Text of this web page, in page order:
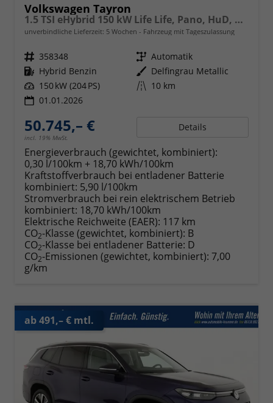
Volkswagen Tayron
1.5 TSI eHybrid 150 kW Life Life, Pano, HuD, AHK, AreaView, Side, Navi, Winter, 5-J. Garantie
unverbindliche Lieferzeit: 5 Wochen Fahrzeug mit Tageszulassung
Fahrzeugnr. 358348 Getriebe Automatik
Kraftstoff Hybrid Benzin Außenfarbe Delfingrau Metallic
Leistung 150 kW (204 PS) Kilometerstand 10 km
01.01.2026
50.745,– €
incl. 19% MwSt.
Details
Energieverbrauch (gewichtet, kombiniert):
0,30 l/100km + 18,70 kWh/100km
Kraftstoffverbrauch bei entladener Batterie
kombiniert: 5,90 l/100km
Stromverbrauch bei rein elektrischem Betrieb
kombiniert: 18,70 kWh/100km
Elektrische Reichweite (EAER): 117 km
CO2-Klasse (gewichtet, kombiniert): B
CO2-Klasse bei entladener Batterie: D
CO2-Emissionen (gewichtet, kombiniert): 7,00
g/km
ab 491,– € mtl.